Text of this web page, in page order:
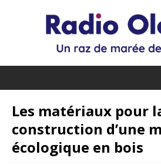
Les matériaux pour
construction d’une
écologique en bois